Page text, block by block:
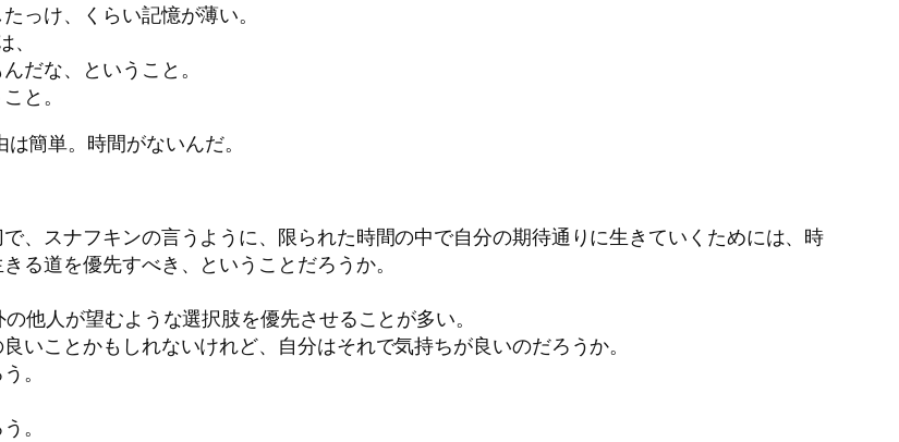
っけ、くらい記憶が薄い。
だな、ということ。
と。
簡単。時間がないんだ。
、スナフキンの言うように、限られた時間の中で自分の期待通りに生きていくためには、時
る道を優先すべき、ということだろうか。
他人が望むような選択肢を優先させることが多い。
いことかもしれないけれど、自分はそれで気持ちが良いのだろうか。
。
。